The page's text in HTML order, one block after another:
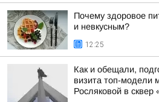
Почему здоровое
и невкусным?
12:25
Как и обещали,
визита топ-модели
Росляковой в